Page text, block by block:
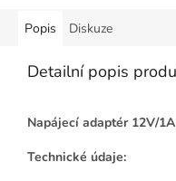
Popis Diskuze
Detailní popis
Napájecí adaptér 12V/
Technické údaje: